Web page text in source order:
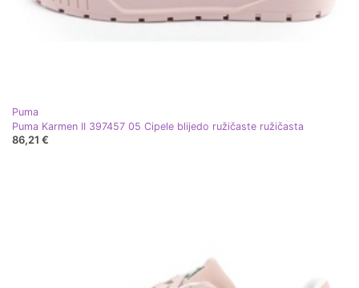
Puma
Puma Karmen II 397457 05 Cipele blijedo ružičaste ružičasta
86,21 €